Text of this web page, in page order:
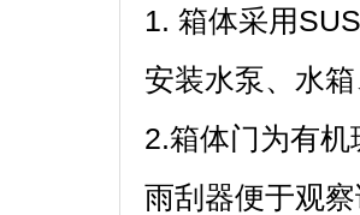
1. 箱体采用
安装水泵、水
2.箱体门为有机
雨刮器便于观察